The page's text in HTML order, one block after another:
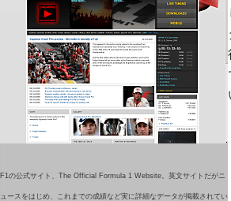
F1の公式サイト、The Official Formula 1 Website。英文サイトだがニ
ュースをはじめ、これまでの成績など実に詳細なデータが掲載されてい